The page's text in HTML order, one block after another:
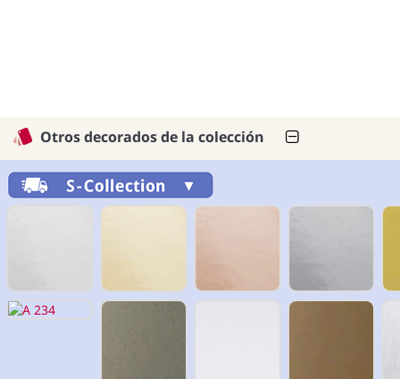
Otros decorados de la colección